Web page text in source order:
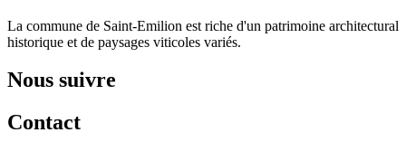
La commune de Saint-Emilion est riche d'un patrimoine architectural
historique et de paysages viticoles variés.
Nous suivre
Contact